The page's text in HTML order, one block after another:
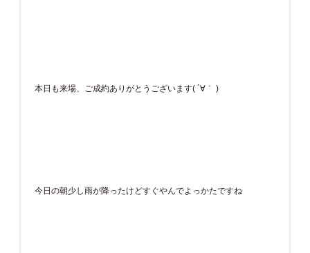
本日も来場、ご成約ありがとうございます( ´∀｀ )
今日の朝少し雨が降ったけどすぐやんでよっかたですね